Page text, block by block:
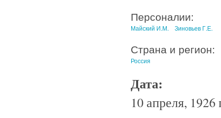
Персоналии:
Майский И.М. Зиновьев Г.Е.
Страна и регион:
Россия
Дата:
10 апреля, 1926